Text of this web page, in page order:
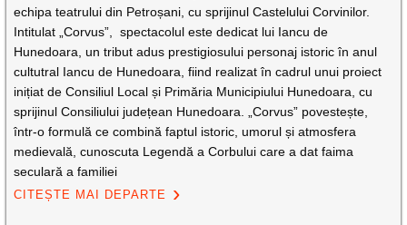
echipa teatrului din Petroșani, cu sprijinul Castelului Corvinilor.
Intitulat „Corvus”, spectacolul este dedicat lui Iancu de
Hunedoara, un tribut adus prestigiosului personaj istoric în anul
cultutral Iancu de Hunedoara, fiind realizat în cadrul unui proiect
inițiat de Consiliul Local și Primăria Municipiului Hunedoara, cu
sprijinul Consiliului județean Hunedoara. „Corvus” povestește,
într-o formulă ce combină faptul istoric, umorul și atmosfera
medievală, cunoscuta Legendă a Corbului care a dat faima
seculară a familiei
CITEȘTE MAI DEPARTE